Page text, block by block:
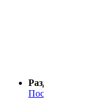
Разделы сайта
Последние новости